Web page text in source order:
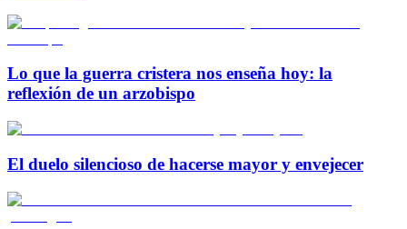
Lo que la guerra cristera nos enseña hoy: la
reflexión de un arzobispo
El duelo silencioso de hacerse mayor y envejecer